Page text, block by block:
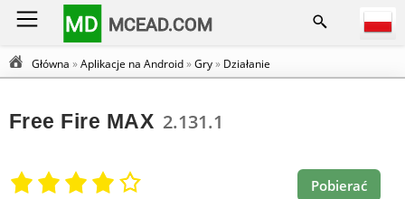
MD MCEAD.COM
Główna »Aplikacje na Android»Gry» Działanie
Free Fire MAX 2.131.1
Pobierać